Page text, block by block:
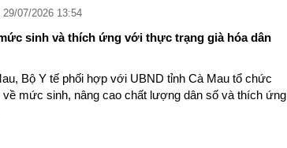
29/07/2026 13:54
sinh và thích ứng với thực trạng già hóa dân
Bộ Y tế phối hợp với UBND tỉnh Cà Mau tổ chức
về mức sinh, nâng cao chất lượng dân số và thích ứng